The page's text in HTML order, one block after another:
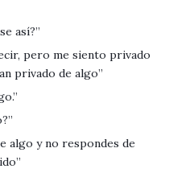
así?”
pero me siento privado
privado de algo”
algo y no respondes de